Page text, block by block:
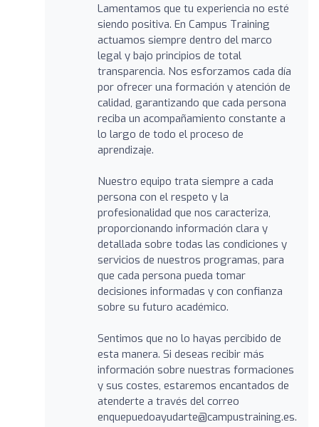
Lamentamos que tu experiencia no esté
siendo positiva. En Campus Training
actuamos siempre dentro del marco
legal y bajo principios de total
transparencia. Nos esforzamos cada día
por ofrecer una formación y atención de
calidad, garantizando que cada persona
reciba un acompañamiento constante a
lo largo de todo el proceso de
aprendizaje.
Nuestro equipo trata siempre a cada
persona con el respeto y la
profesionalidad que nos caracteriza,
proporcionando información clara y
detallada sobre todas las condiciones y
servicios de nuestros programas, para
que cada persona pueda tomar
decisiones informadas y con confianza
sobre su futuro académico.
Sentimos que no lo hayas percibido de
esta manera. Si deseas recibir más
información sobre nuestras formaciones
y sus costes, estaremos encantados de
atenderte a través del correo
enquepuedoayudarte@campustraining.es.